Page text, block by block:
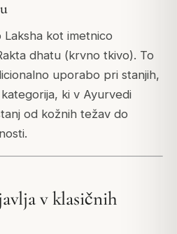
Laksha kot imetnico
dhatu (krvno tkivo). To
uporabo pri stanjih,
ki v Ayurvedi
od kožnih težav do
v klasičnih